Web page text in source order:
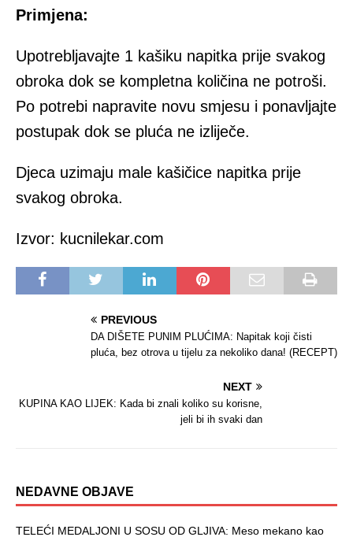
Primjena:
Upotrebljavajte 1 kašiku napitka prije svakog
obroka dok se kompletna količina ne potroši.
Po potrebi napravite novu smjesu i ponavljajte
postupak dok se pluća ne izliječe.
Djeca uzimaju male kašičice napitka prije
svakog obroka.
Izvor: kucnilekar.com
PREVIOUS
DA DIŠETE PUNIM PLUĆIMA: Napitak koji čisti
pluća, bez otrova u tijelu za nekoliko dana! (RECEPT)
NEXT
KUPINA KAO LIJEK: Kada bi znali koliko su korisne,
jeli bi ih svaki dan
NEDAVNE OBJAVE
TELEĆI MEDALJONI U SOSU OD GLJIVA: Meso mekano kao